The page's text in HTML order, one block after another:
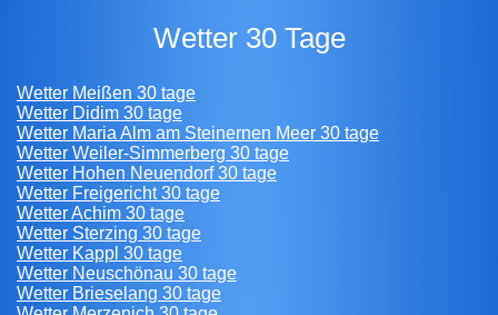
Wetter 30 Tage
Wetter Meißen 30 tage
Wetter Didim 30 tage
Wetter Maria Alm am Steinernen Meer 30 tage
Wetter Weiler-Simmerberg 30 tage
Wetter Hohen Neuendorf 30 tage
Wetter Freigericht 30 tage
Wetter Achim 30 tage
Wetter Sterzing 30 tage
Wetter Kappl 30 tage
Wetter Neuschönau 30 tage
Wetter Brieselang 30 tage